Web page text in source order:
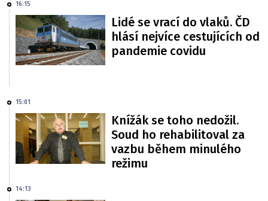
16:15
Lidé se vrací do vlaků. ČD
hlásí nejvíce cestujících od
pandemie covidu
15:01
Knížák se toho nedožil.
Soud ho rehabilitoval za
vazbu během minulého
režimu
14:13